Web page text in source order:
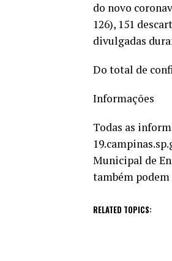
do novo
126), 151
divulgadas
Do total de
Informações
Todas as
Municipal de
também podem
RELATED TOPICS: